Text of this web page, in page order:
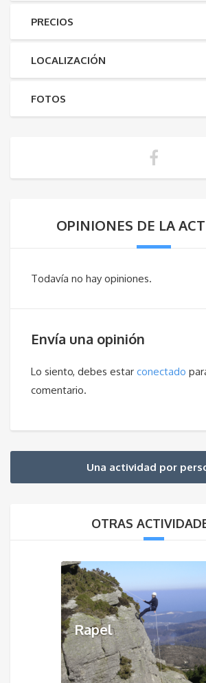
PRECIOS
LOCALIZACIÓN
FOTOS
OPINIONES DE LA
Todavía no hay opiniones.
Envía una opinión
Lo siento, debes estar conectado
comentario.
Una actividad por
OTRAS
Rapel